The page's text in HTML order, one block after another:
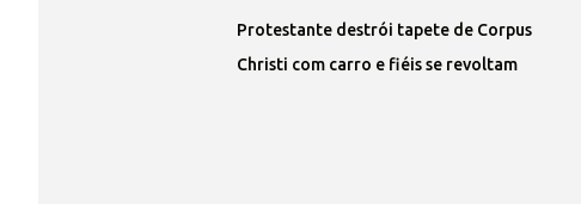
Protestante destrói tapete de Corpus
Christi com carro e fiéis se revoltam